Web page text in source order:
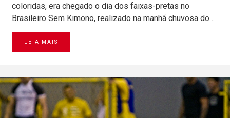
coloridas, era chegado o dia dos faixas-pretas no
Brasileiro Sem Kimono, realizado na manhã chuvosa do…
LEIA MAIS